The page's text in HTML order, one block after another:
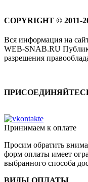
COPYRIGHT © 2011-
Вся информация на
WEB-SNAB.RU
разрешения
Принимаем к оплате
Просим обратить
форм оплаты имеет
выбранного способа
ВИДЫ ОПЛАТЫ